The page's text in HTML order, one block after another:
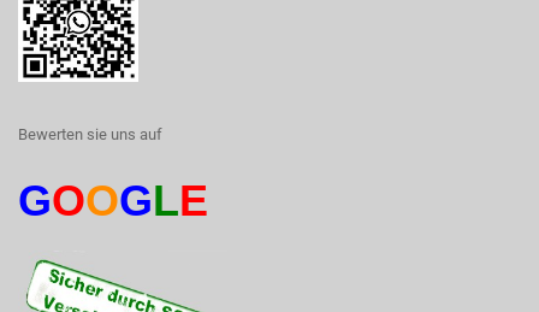
Bewerten sie uns auf
GOOGLE